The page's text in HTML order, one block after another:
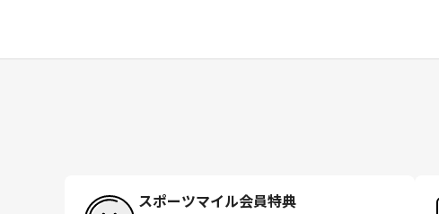
スポーツマイル会員特典